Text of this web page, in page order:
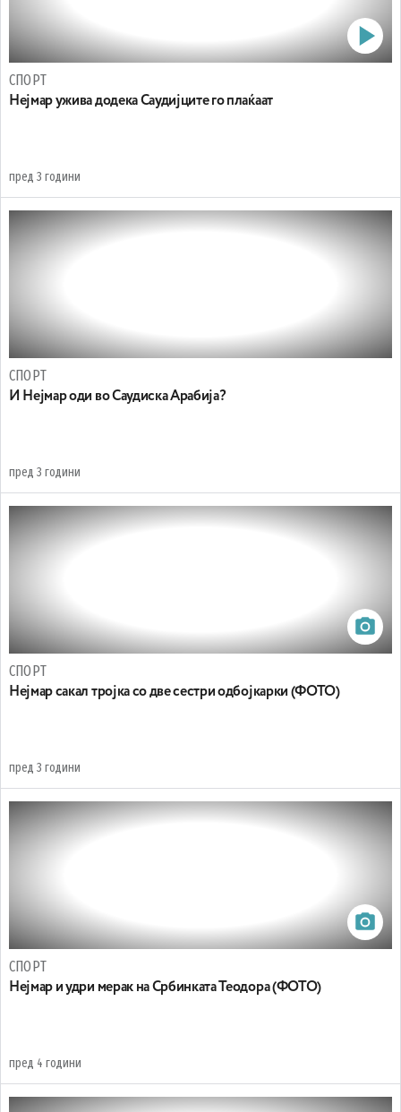
СПОРТ
Нејмар ужива додека Саудијците го плаќаат
пред 3 години
СПОРТ
И Нејмар оди во Саудиска Арабија?
пред 3 години
СПОРТ
Нејмар сакал тројка со две сестри одбојкарки (ФОТО)
пред 3 години
СПОРТ
Нејмар и удри мерак на Србинката Теодора (ФОТО)
пред 4 години